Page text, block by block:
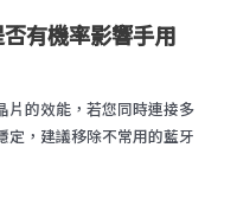
有機率影響手用
片的效能，若您同時連接多
定，建議移除不常用的藍牙